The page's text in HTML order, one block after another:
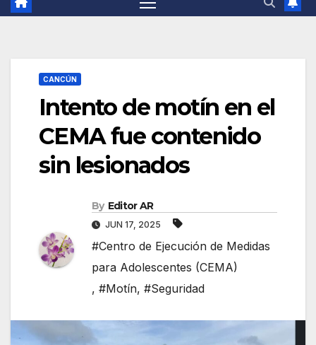
CANCÚN
Intento de motín en el
CEMA fue contenido
sin lesionados
By Editor AR
JUN 17, 2025
#Centro de Ejecución de Medidas
para Adolescentes (CEMA)
, #Motín, #Seguridad